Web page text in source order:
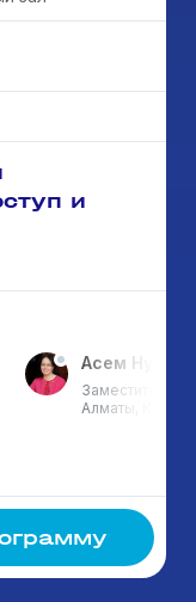
и
Асем
Заместитель
Алматы,